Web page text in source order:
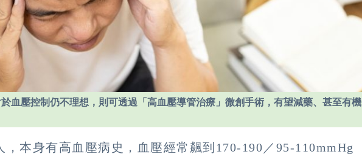
血壓控制仍不理想，則可透過「高血壓導管治療」微創手術，有望減藥、甚至有機
，本身有高血壓病史，血壓經常飆到170-190／95-110mmHg